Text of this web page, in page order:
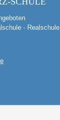
- Realschule